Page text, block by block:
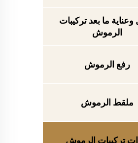
ما بعد تركيبات
الرموش
رفع الرموش
ملقط الرموش
تركيبات الرموش